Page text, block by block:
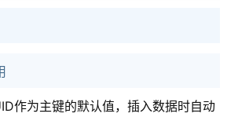
作为主键的默认值，插入数据时自动